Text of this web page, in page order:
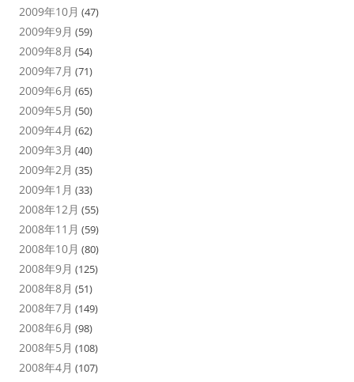
2009年10月 (47)
2009年9月 (59)
2009年8月 (54)
2009年7月 (71)
2009年6月 (65)
2009年5月 (50)
2009年4月 (62)
2009年3月 (40)
2009年2月 (35)
2009年1月 (33)
2008年12月 (55)
2008年11月 (59)
2008年10月 (80)
2008年9月 (125)
2008年8月 (51)
2008年7月 (149)
2008年6月 (98)
2008年5月 (108)
2008年4月 (107)